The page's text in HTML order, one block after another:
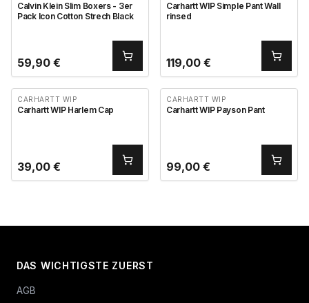
Calvin Klein Slim Boxers - 3er
Pack Icon Cotton Strech Black
59,90 €
Carhartt WIP Simple Pant Wall
rinsed
119,00 €
CARHARTT WIP
Carhartt WIP Harlem Cap
39,00 €
CARHARTT WIP
Carhartt WIP Payson Pant
99,00 €
DAS WICHTIGSTE ZUERST
AGB